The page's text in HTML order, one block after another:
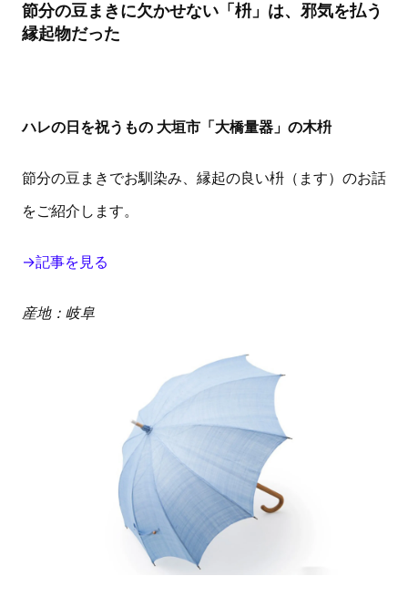
節分の豆まきに欠かせない「枡」は、邪気を払う
縁起物だった
ハレの日を祝うもの 大垣市「大橋量器」の木枡
節分の豆まきでお馴染み、縁起の良い枡（ます）のお話
をご紹介します。
→記事を見る
産地：岐阜